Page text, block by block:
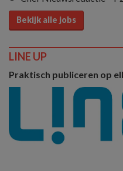
Bekijk alle jobs
LINE UP
Praktisch publiceren op